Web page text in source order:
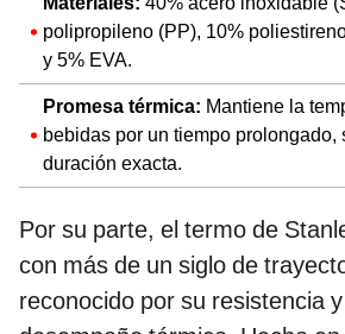
polipropileno (PP), 10%
y 5% EVA.
Promesa térmica: Mantiene la
bebidas por un tiempo prolongado,
duración exacta.
Por su parte, el termo de
con más de un siglo de
reconocido por su resistencia